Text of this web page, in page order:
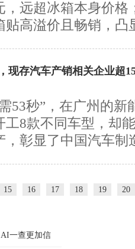
，远超冰箱本身价格
高溢价且畅销，凸
现存汽车产销相关企业超
53秒”，在广州的新
工8款不同车型，却
，彰显了中国汽车制
15 16 17 18 19 20
一查更加信